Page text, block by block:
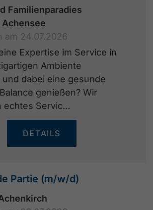
Familienparadies
am 24.07.2026
Expertise im Service in
Ambiente
dabei eine gesunde
genießen? Wir
echtes Servic…
DETAILS
Partie (m/w/d)